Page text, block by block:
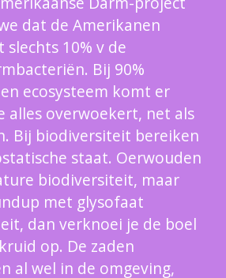
dat de Amerikanen
10% v de
Bij 90%
ecosysteem komt er
alles overwoekert, net als
Bij biodiversiteit bereiken
staat. Oerwouden
biodiversiteit, maar
met glysofaat
dan verknoei je de boel
op. De zaden
al wel in de omgeving,